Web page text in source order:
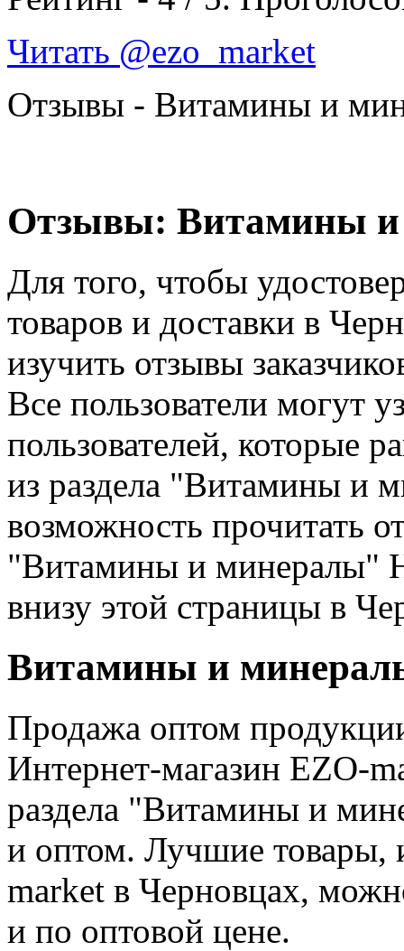
Читать @ezo_market
Отзывы - Витамины и
Отзывы: Витамины и
Для того, чтобы
товаров и доставки в
изучить отзывы
Все пользователи могут
пользователей, которые
из раздела "Витамины и
возможность прочитать
"Витамины и минералы"
внизу этой страницы в
Витамины и
Продажа оптом
Интернет-магазин EZO-
раздела "Витамины и
и оптом. Лучшие товары,
market в Черновцах,
и по оптовой цене.